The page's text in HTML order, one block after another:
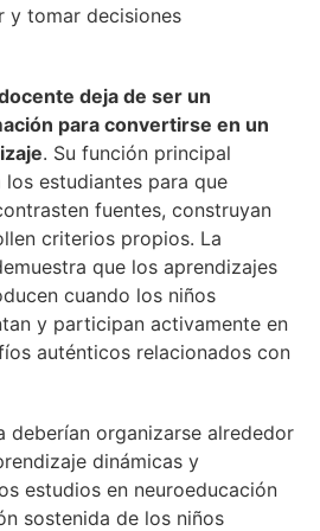
y tomar decisiones
deja de ser un
para convertirse en un
. Su función principal
estudiantes para que
fuentes, construyan
criterios propios. La
que los aprendizajes
cuando los niños
y participan activamente en
auténticos relacionados con
deberían organizarse alrededor
dinámicas y
estudios en neuroeducación
sostenida de los niños